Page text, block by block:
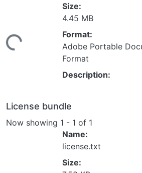
Size:
4.45 MB
Format:
Adobe Portable
Format
Description:
License bundle
Now showing 1 - 1 of 1
Name:
license.txt
Size: